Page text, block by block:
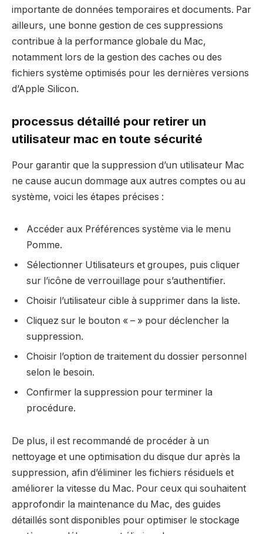
importante de données temporaires et documents. Par
ailleurs, une bonne gestion de ces suppressions
contribue à la performance globale du Mac,
notamment lors de la gestion des caches ou des
fichiers système optimisés pour les dernières versions
d’Apple Silicon.
processus détaillé pour retirer un
utilisateur mac en toute sécurité
Pour garantir que la suppression d’un utilisateur Mac
ne cause aucun dommage aux autres comptes ou au
système, voici les étapes précises :
Accéder aux Préférences système via le menu
Pomme.
Sélectionner Utilisateurs et groupes, puis cliquer
sur l’icône de verrouillage pour s’authentifier.
Choisir l’utilisateur cible à supprimer dans la liste.
Cliquez sur le bouton « – » pour déclencher la
suppression.
Choisir l’option de traitement du dossier personnel
selon le besoin.
Confirmer la suppression pour terminer la
procédure.
De plus, il est recommandé de procéder à un
nettoyage et une optimisation du disque dur après la
suppression, afin d’éliminer les fichiers résiduels et
améliorer la vitesse du Mac. Pour ceux qui souhaitent
approfondir la maintenance du Mac, des guides
détaillés sont disponibles pour optimiser le stockage